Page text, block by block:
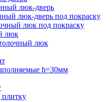
люк-дверь
люк-дверь под покраску
люк под покраску
люк
люк
h=30мм